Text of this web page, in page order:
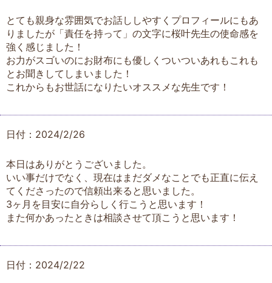
とても親身な雰囲気でお話ししやすくプロフィールにもあ
りましたが「責任を持って」の文字に桜叶先生の使命感を
強く感じました！
お力がスゴいのにお財布にも優しくついついあれもこれも
とお聞きしてしまいました！
これからもお世話になりたいオススメな先生です！
日付：2024/2/26
本日はありがとうございました。
いい事だけでなく、現在はまだダメなことでも正直に伝え
てくださったので信頼出来ると思いました。
3ヶ月を目安に自分らしく行こうと思います！
また何かあったときは相談させて頂こうと思います！
日付：2024/2/22